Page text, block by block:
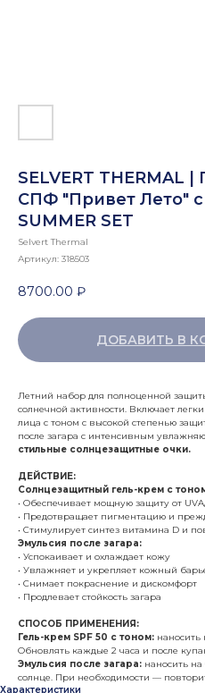
SELVERT
СПФ "Привет Лето"
SUMMER SET
Selvert Thermal
Артикул: 318503
8700.00 ₽
ДОБАВИТЬ В
Летний набор для полноценной
солнечной активности. Включает
лица с тоном с высокой степенью
после загара с интенсивным
стильные солнцезащитные очки.
ДЕЙСТВИЕ:
Солнцезащитный гель-крем с
• Обеспечивает мощную защиту от
• Предотвращает пигментацию и
• Стимулирует синтез витамина D и
Эмульсия после загара:
• Успокаивает и охлаждает кожу
• Увлажняет и укрепляет кожный
• Снимает покраснение и дискомфорт
• Продлевает стойкость загара
СПОСОБ ПРИМЕНЕНИЯ:
Гель-крем SPF 50 с тоном: наносить
Обновлять каждые 2 часа и после
Эмульсия после загара: наносить
солнце. При необходимости —
Характеристики